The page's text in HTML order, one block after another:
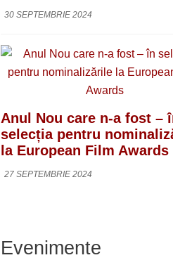
30 SEPTEMBRIE 2024
Anul Nou care n-a fost –
selecția pentru
la European Film Awards
27 SEPTEMBRIE 2024
Evenimente